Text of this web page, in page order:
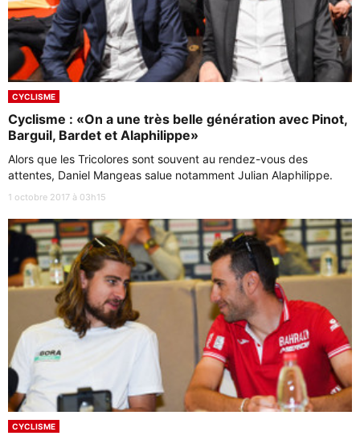
CYCLISME
Cyclisme : «On a une très belle génération avec Pinot,
Barguil, Bardet et Alaphilippe»
Alors que les Tricolores sont souvent au rendez-vous des
attentes, Daniel Mangeas salue notamment Julian Alaphilippe.
1 octobre 2017 à 03h15
CYCLISME